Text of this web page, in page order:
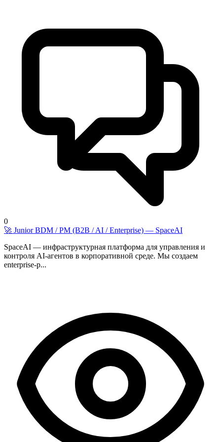
0
🚀 Junior BDM / PM (B2B / AI / Enterprise) — SpaceAI
SpaceAI — инфраструктурная платформа для управления и
контроля AI-агентов в корпоративной среде. Мы создаем
enterprise‑р...